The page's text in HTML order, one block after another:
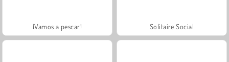
¡Vamos a pescar! Solitaire Social